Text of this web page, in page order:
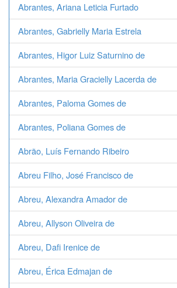
Abrantes, Ariana Leticia Furtado
Abrantes, Gabrielly Maria Estrela
Abrantes, Higor Luiz Saturnino de
Abrantes, Maria Gracielly Lacerda de
Abrantes, Paloma Gomes de
Abrantes, Poliana Gomes de
Abrão, Luís Fernando Ribeiro
Abreu Filho, José Francisco de
Abreu, Alexandra Amador de
Abreu, Allyson Oliveira de
Abreu, Dafi Irenice de
Abreu, Érica Edmajan de